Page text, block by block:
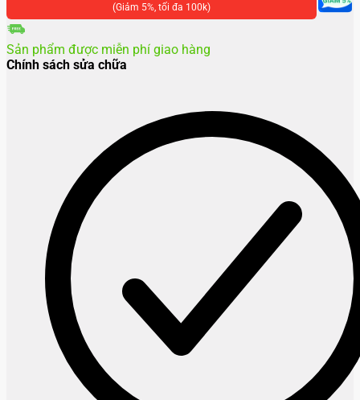
lượng
(Giảm 5%, tối đa 100k)
Sản phẩm được miễn phí giao hàng
Chính sách sửa chữa